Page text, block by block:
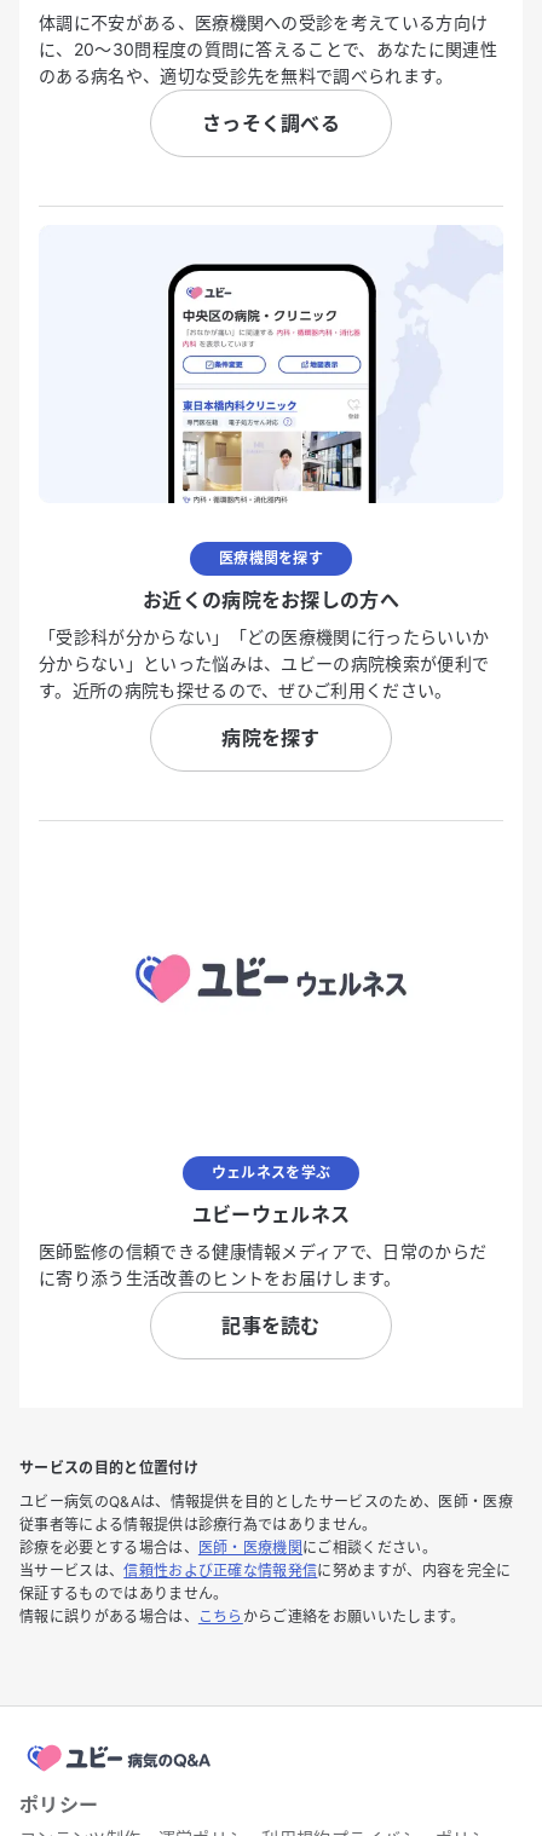
体調に不安がある、医療機関への受診を考えている方向け
に、20〜30問程度の質問に答えることで、あなたに関連性
のある病名や、適切な受診先を無料で調べられます。
さっそく調べる
医療機関を探す
お近くの病院をお探しの方へ
「受診科が分からない」「どの医療機関に行ったらいいか
分からない」といった悩みは、ユビーの病院検索が便利で
す。近所の病院も探せるので、ぜひご利用ください。
病院を探す
ウェルネスを学ぶ
ユビーウェルネス
医師監修の信頼できる健康情報メディアで、日常のからだ
に寄り添う生活改善のヒントをお届けします。
記事を読む
サービスの目的と位置付け
ユビー病気のQ&Aは、情報提供を目的としたサービスのため、医師・医療
従事者等による情報提供は診療行為ではありません。
診療を必要とする場合は、
医師・医療機関 にご相談ください。
当サービスは、信頼性および正確な情報発信に努めますが、内容を完全に
保証するものではありません。
情報に誤りがある場合は、
こちら からご連絡をお願いいたします。
ポリシー